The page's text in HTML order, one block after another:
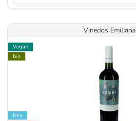
Vinedos Emiliana
Vegan
bio
Neu